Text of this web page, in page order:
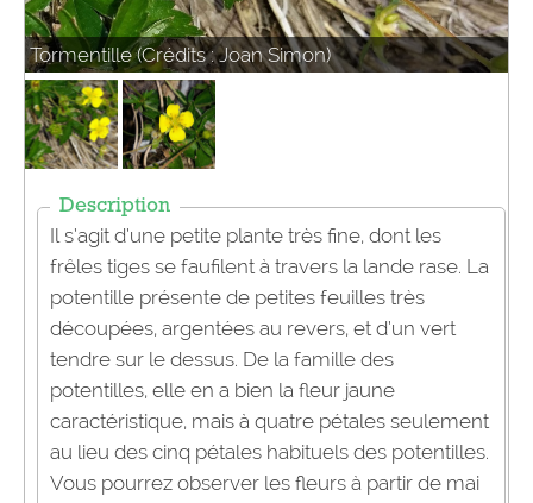
Tormentille (Crédits : Joan Simon)
Description
Il s’agit d’une petite plante très fine, dont les
frêles tiges se faufilent à travers la lande rase. La
potentille présente de petites feuilles très
découpées, argentées au revers, et d’un vert
tendre sur le dessus. De la famille des
potentilles, elle en a bien la fleur jaune
caractéristique, mais à quatre pétales seulement
au lieu des cinq pétales habituels des potentilles.
Vous pourrez observer les fleurs à partir de mai